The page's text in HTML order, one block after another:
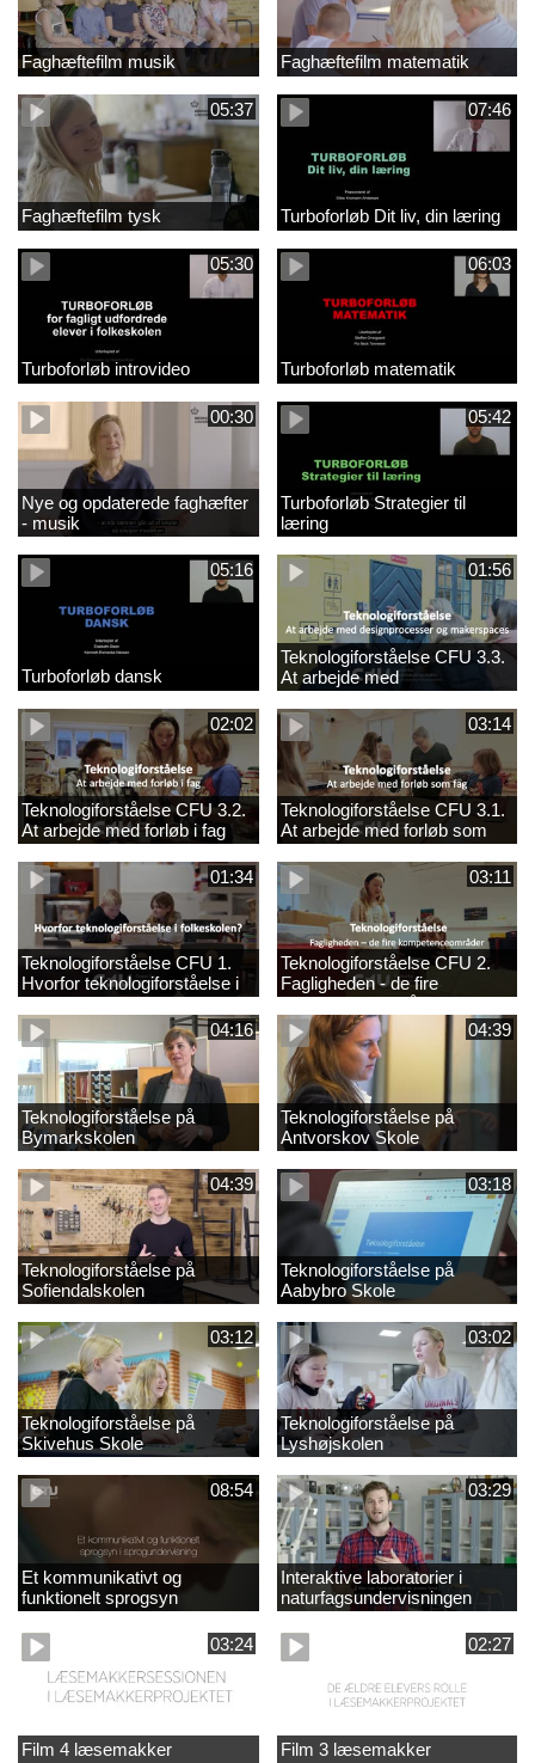
Faghæftefilm musik Faghæftefilm matematik
05:37
Faghæftefilm tysk
07:46
Turboforløb Dit liv, din læring
05:30
Turboforløb introvideo
06:03
Turboforløb matematik
00:30
Nye og opdaterede faghæfter
- musik
05:42
Turboforløb Strategier til
læring
05:16
Turboforløb dansk
01:56
Teknologiforståelse CFU 3.3.
At arbejde med
designprocesser og
makerspaces
02:02
Teknologiforståelse CFU 3.2.
At arbejde med forløb i fag
03:14
Teknologiforståelse CFU 3.1.
At arbejde med forløb som
fag
01:34
Teknologiforståelse CFU 1.
Hvorfor teknologiforståelse i
folkeskolen?
03:11
Teknologiforståelse CFU 2.
Fagligheden - de fire
kompetenceområder
04:16
Teknologiforståelse på
Bymarkskolen
04:39
Teknologiforståelse på
Antvorskov Skole
04:39
Teknologiforståelse på
Sofiendalskolen
03:18
Teknologiforståelse på
Aabybro Skole
03:12
Teknologiforståelse på
Skivehus Skole
03:02
Teknologiforståelse på
Lyshøjskolen
08:54
Et kommunikativt og
funktionelt sprogsyn
03:29
Interaktive laboratorier i
naturfagsundervisningen
03:24
Film 4 læsemakker
02:27
Film 3 læsemakker